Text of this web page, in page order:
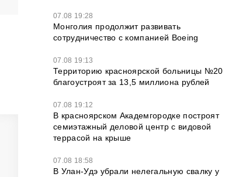
07.08 19:28
Монголия продолжит развивать
сотрудничество с компанией Boeing
07.08 19:13
Территорию красноярской больницы №20
благоустроят за 13,5 миллиона рублей
07.08 19:12
В красноярском Академгородке построят
семиэтажный деловой центр с видовой
террасой на крыше
07.08 18:58
В Улан-Удэ убрали нелегальную свалку у